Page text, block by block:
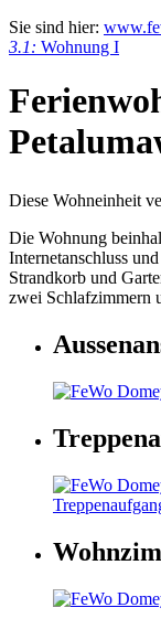
Sie sind hier:
3.1: Wohnung I
Diese Wohneinheit
Die Wohnung
Internetanschluss
Strandkorb und
zwei Schlafzimmern